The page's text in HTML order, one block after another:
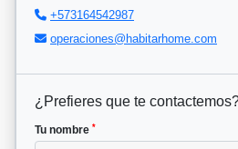
+573164542987
operaciones@habitarhome.com
¿Prefieres que te
Tu nombre *